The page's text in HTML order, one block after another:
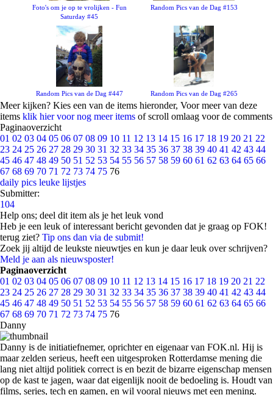
Foto's om je op te vrolijken - Fun
Saturday #45
Random Pics van de Dag #153
Random Pics van de Dag #447 Random Pics van de Dag #265
Meer kijken? Kies een van de items hieronder, Voor meer van deze
items klik hier voor nog meer items of scroll omlaag voor de comments
Paginaoverzicht
01 02 03 04 05 06 07 08 09 10 11 12 13 14 15 16 17 18 19 20 21 22
23 24 25 26 27 28 29 30 31 32 33 34 35 36 37 38 39 40 41 42 43 44
45 46 47 48 49 50 51 52 53 54 55 56 57 58 59 60 61 62 63 64 65 66
67 68 69 70 71 72 73 74 75 76
daily pics leuke lijstjes
Submitter:
104
Help ons; deel dit item als je het leuk vond
Heb je een leuk of interessant bericht gevonden dat je graag op FOK!
terug ziet? Tip ons dan via de submit!
Zoek jij altijd de leukste nieuwtjes en kun je daar leuk over schrijven?
Meld je aan als nieuwsposter!
Paginaoverzicht
01 02 03 04 05 06 07 08 09 10 11 12 13 14 15 16 17 18 19 20 21 22
23 24 25 26 27 28 29 30 31 32 33 34 35 36 37 38 39 40 41 42 43 44
45 46 47 48 49 50 51 52 53 54 55 56 57 58 59 60 61 62 63 64 65 66
67 68 69 70 71 72 73 74 75 76
Danny
Danny is de initiatiefnemer, oprichter en eigenaar van FOK.nl. Hij is
maar zelden serieus, heeft een uitgesproken Rotterdamse mening die
lang niet altijd politiek correct is en bezit de bizarre eigenschap mensen
op de kast te jagen, waar dat eigenlijk nooit de bedoeling is. Houdt van
films, series, tech en gamen, en wil vooral nieuws met een mening.